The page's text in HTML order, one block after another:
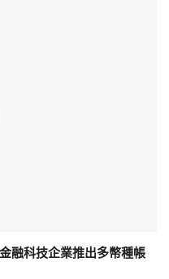
融科技企業推出多幣種帳